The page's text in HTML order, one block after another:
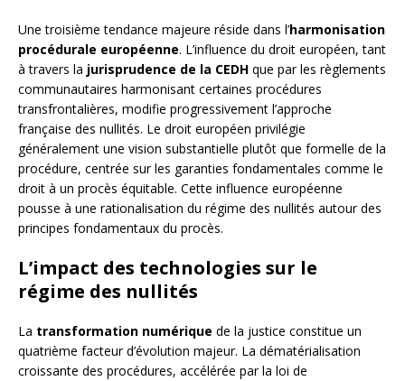
Une troisième tendance majeure réside dans l’harmonisation
procédurale européenne. L’influence du droit européen, tant
à travers la jurisprudence de la CEDH que par les règlements
communautaires harmonisant certaines procédures
transfrontalières, modifie progressivement l’approche
française des nullités. Le droit européen privilégie
généralement une vision substantielle plutôt que formelle de la
procédure, centrée sur les garanties fondamentales comme le
droit à un procès équitable. Cette influence européenne
pousse à une rationalisation du régime des nullités autour des
principes fondamentaux du procès.
L’impact des technologies sur le
régime des nullités
La transformation numérique de la justice constitue un
quatrième facteur d’évolution majeur. La dématérialisation
croissante des procédures, accélérée par la loi de